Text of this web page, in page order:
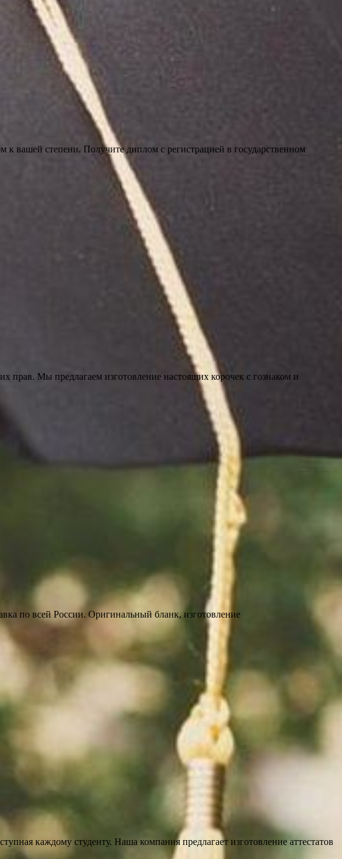
к вашей степени. Получите диплом с регистрацией в государственном
прав. Мы предлагаем изготовление настоящих корочек с гознаком и
по всей России. Оригинальный бланк, изготовление
каждому студенту. Наша компания предлагает изготовление аттестатов